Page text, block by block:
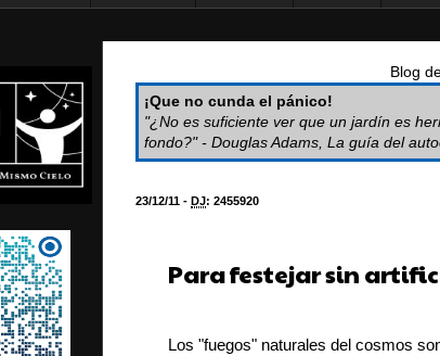
Blog
¡Que no cunda el pánico!
"¿No es suficiente ver que un jardín es
fondo?" - Douglas Adams, La guía del
23/12/11 - DJ: 2455920
Para festejar sin
Los "fuegos" naturales del cosmos